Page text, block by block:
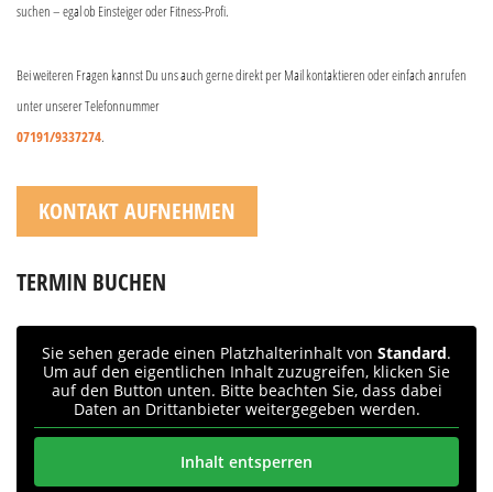
suchen – egal ob Einsteiger oder Fitness-Profi.
Bei weiteren Fragen kannst Du uns auch gerne direkt per Mail kontaktieren oder einfach anrufen
unter unserer Telefonnummer
07191/9337274.
KONTAKT AUFNEHMEN
TERMIN BUCHEN
Sie sehen gerade einen Platzhalterinhalt von Standard.
Um auf den eigentlichen Inhalt zuzugreifen, klicken Sie
auf den Button unten. Bitte beachten Sie, dass dabei
Daten an Drittanbieter weitergegeben werden.
Inhalt entsperren